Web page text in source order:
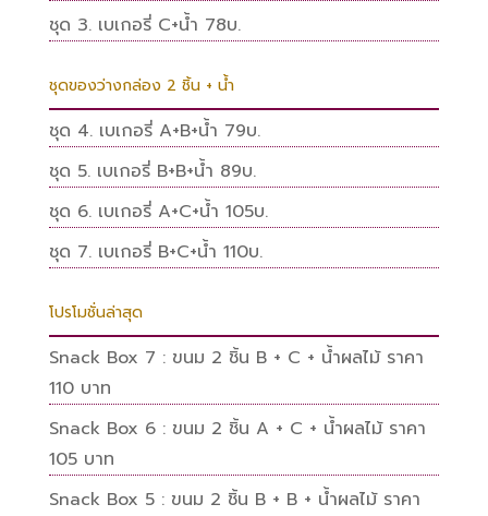
ชุด 3. เบเกอรี่ C+น้ำ 78บ.
ชุดของว่างกล่อง 2 ชิ้น + น้ำ
ชุด 4. เบเกอรี่ A+B+น้ำ 79บ.
ชุด 5. เบเกอรี่ B+B+น้ำ 89บ.
ชุด 6. เบเกอรี่ A+C+น้ำ 105บ.
ชุด 7. เบเกอรี่ B+C+น้ำ 110บ.
โปรโมชั่นล่าสุด
Snack Box 7 : ขนม 2 ชิ้น B + C + น้ำผลไม้ ราคา
110 บาท
Snack Box 6 : ขนม 2 ชิ้น A + C + น้ำผลไม้ ราคา
105 บาท
Snack Box 5 : ขนม 2 ชิ้น B + B + น้ำผลไม้ ราคา